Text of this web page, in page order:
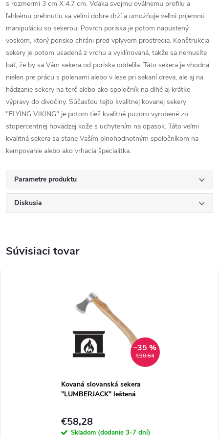
s rozmermi 3 cm X 4,7 cm. Vďaka svojmu oválnemu profilu a
ľahkému prehnutiu sa veľmi dobre drží a umožňuje veľmi príjemnú
manipuláciu so sekerou. Povrch poriska je potom napustený
voskom, ktorý porisko chráni pred vplyvom prostredia. Konštrukcia
sekery je potom usadená z vrchu a vyklínovaná, takže sa nemusíte
báť, že by sa Vám sekera od poriska oddelila. Táto sekera je vhodná
nielen pre prácu s polenami alebo v lese pri sekaní dreva, ale aj na
hádzanie sekery na terč alebo ako spoločník na dlhé aj krátke
výpravy do divočiny. Súčasťou tejto kvalitnej kovanej sekery
"FLYING VIKING" je potom tiež kvalitné puzdro vyrobené zo
stopercentnej hovädzej kože s uchytením na opasok. Táto veľmi
kvalitná sekera sa stane Vaším plnohodnotným spoločníkom na
kempovanie alebo ako vrhacia špecialitka.
Parametre produktu
Diskusia
Súvisiaci tovar
€90,64
–35 %
Kovaná slovanská sekera
"LUMBERJACK" leštená
€58,28
Skladom (dodanie 3-7 dní)